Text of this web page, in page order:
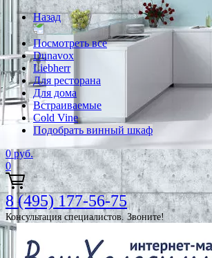
Назад
Посмотреть все
Dunavox
Liebherr
Для ресторана
Для дома
Встраиваемые
Cold Vine
Подобрать винный шкаф
0 руб.
0
8 (495) 177-56-75
Консультация специалистов. Звоните!